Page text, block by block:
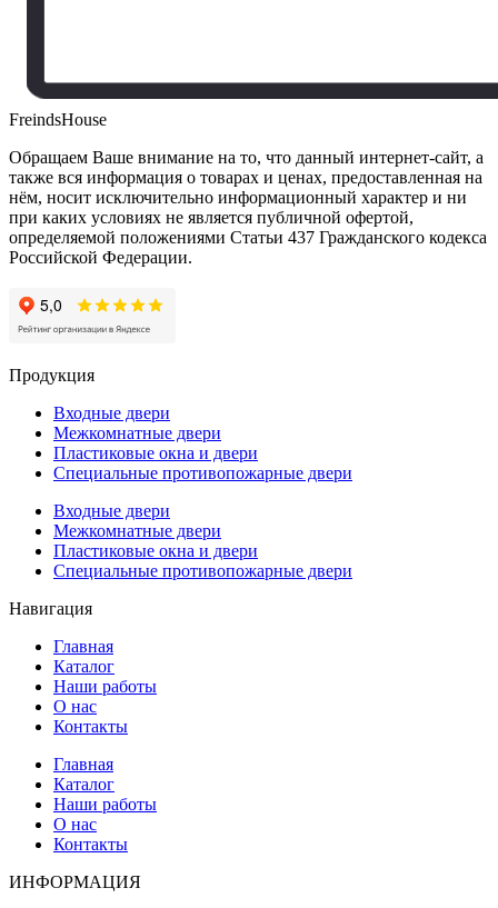
FreindsHouse
Обращаем Ваше внимание на то, что данный интернет-сайт, а
также вся информация о товарах и ценах, предоставленная на
нём, носит исключительно информационный характер и ни
при каких условиях не является публичной офертой,
определяемой положениями Статьи 437 Гражданского кодекса
Российской Федерации.
Продукция
Входные двери
Межкомнатные двери
Пластиковые окна и двери
Специальные противопожарные двери
Входные двери
Межкомнатные двери
Пластиковые окна и двери
Специальные противопожарные двери
Навигация
Главная
Каталог
Наши работы
О нас
Контакты
Главная
Каталог
Наши работы
О нас
Контакты
ИНФОРМАЦИЯ